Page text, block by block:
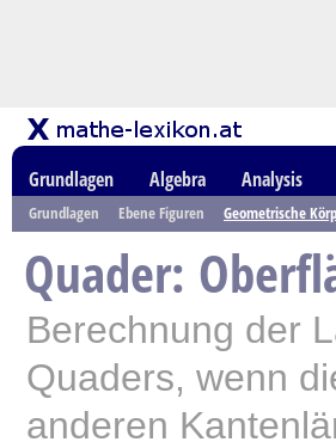
Grundlagen Algebra Analysis
Grundlagen Ebene Figuren Geometrische
Quader:
Berechnung der
Quaders, wenn
anderen